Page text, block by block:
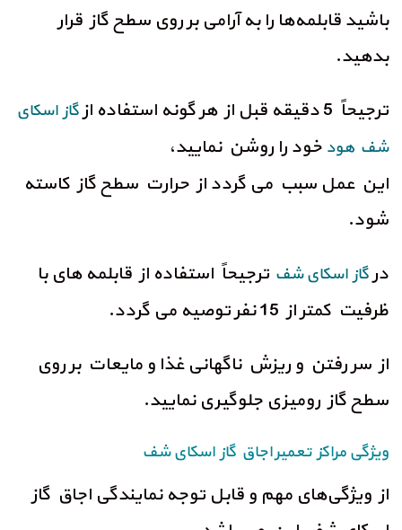
باشید قابلمه‌ها را به آرامی بر روی سطح گاز قرار
بدهید.
ترجیحاً 5 دقیقه قبل از هر گونه استفاده از
گاز اسکای
شف هود خود را روشن نمایید،
این عمل سبب می‌ گردد از حرارت سطح گاز کاسته
شود.
درگاز اسکای شف ترجیحاً استفاده از قابلمه های با
ظرفیت کمتر از 15 نفر توصیه می‌ گردد.
از سر رفتن و ریزش ناگهانی غذا و مایعات بر روی
سطح گاز رومیزی جلوگیری نمایید.
ویژگی مراکز تعمیر اجاق گاز اسکای شف
از ویژگی‌های مهم و قابل توجه نمایندگی اجاق گاز